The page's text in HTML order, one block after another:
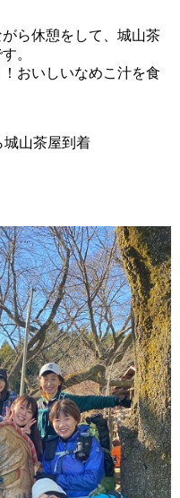
ら休憩をして、城山茶
。
おいしいなめこ汁を食
城山茶屋到着